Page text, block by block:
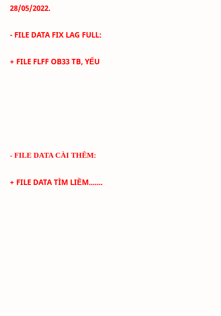
28/05/2022.
- FILE DATA FIX LAG FULL:
+ FILE FLFF OB33 TB, YẾU
- FILE DATA CÀI THÊM:
+ FILE DATA TÌM LIỀM.......